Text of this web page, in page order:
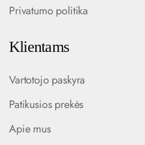
Privatumo politika
Klientams
Vartotojo paskyra
Patikusios prekės
Apie mus